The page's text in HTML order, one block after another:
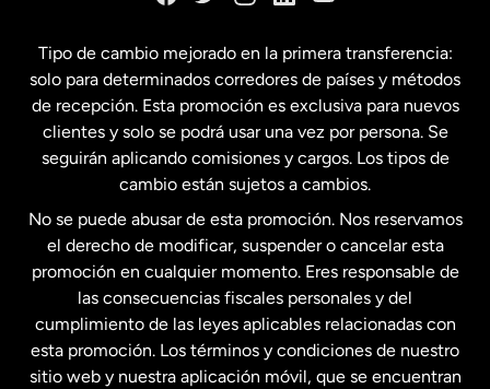
Estados Unidos English
Estados Unidos Español
Francia
Malasia
Nueva Zelanda
Tipo de cambio mejorado en la primera transferencia:
solo para determinados corredores de países y métodos
de recepción. Esta promoción es exclusiva para nuevos
clientes y solo se podrá usar una vez por persona. Se
seguirán aplicando comisiones y cargos. Los tipos de
cambio están sujetos a cambios.
No se puede abusar de esta promoción. Nos reservamos
el derecho de modificar, suspender o cancelar esta
promoción en cualquier momento. Eres responsable de
las consecuencias fiscales personales y del
cumplimiento de las leyes aplicables relacionadas con
esta promoción. Los términos y condiciones de nuestro
sitio web y nuestra aplicación móvil, que se encuentran